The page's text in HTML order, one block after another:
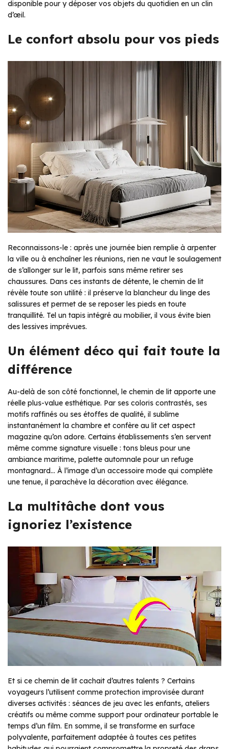
disponible pour y déposer vos objets du quotidien en un clin
d’œil.
Le confort absolu pour vos pieds
Reconnaissons-le : après une journée bien remplie à arpenter
la ville ou à enchaîner les réunions, rien ne vaut le soulagement
de s’allonger sur le lit, parfois sans même retirer ses
chaussures. Dans ces instants de détente, le chemin de lit
révèle toute son utilité : il préserve la blancheur du linge des
salissures et permet de se reposer les pieds en toute
tranquillité. Tel un tapis intégré au mobilier, il vous évite bien
des lessives imprévues.
Un élément déco qui fait toute la
différence
Au-delà de son côté fonctionnel, le chemin de lit apporte une
réelle plus-value esthétique. Par ses coloris contrastés, ses
motifs raffinés ou ses étoffes de qualité, il sublime
instantanément la chambre et confère au lit cet aspect
magazine qu’on adore. Certains établissements s’en servent
même comme signature visuelle : tons bleus pour une
ambiance maritime, palette automnale pour un refuge
montagnard… À l’image d’un accessoire mode qui complète
une tenue, il parachève la décoration avec élégance.
La multitâche dont vous
ignoriez l’existence
Et si ce chemin de lit cachait d’autres talents ? Certains
voyageurs l’utilisent comme protection improvisée durant
diverses activités : séances de jeu avec les enfants, ateliers
créatifs ou même comme support pour ordinateur portable le
temps d’un film. En somme, il se transforme en surface
polyvalente, parfaitement adaptée à toutes ces petites